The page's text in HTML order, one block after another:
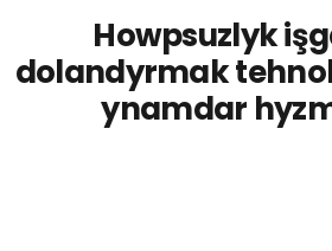
Howpsuzlyk
dolandyrmak
ynamdar